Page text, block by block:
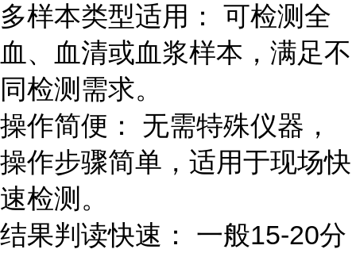
多样本类型适用： 可检测全
血、血清或血浆样本，满足不
同检测需求。
操作简便： 无需特殊仪器，
操作步骤简单，适用于现场快
速检测。
结果判读快速： 一般15-20分